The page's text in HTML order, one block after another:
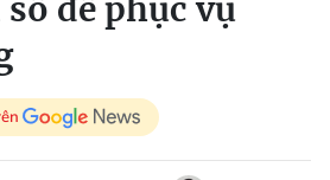
để phục vụ